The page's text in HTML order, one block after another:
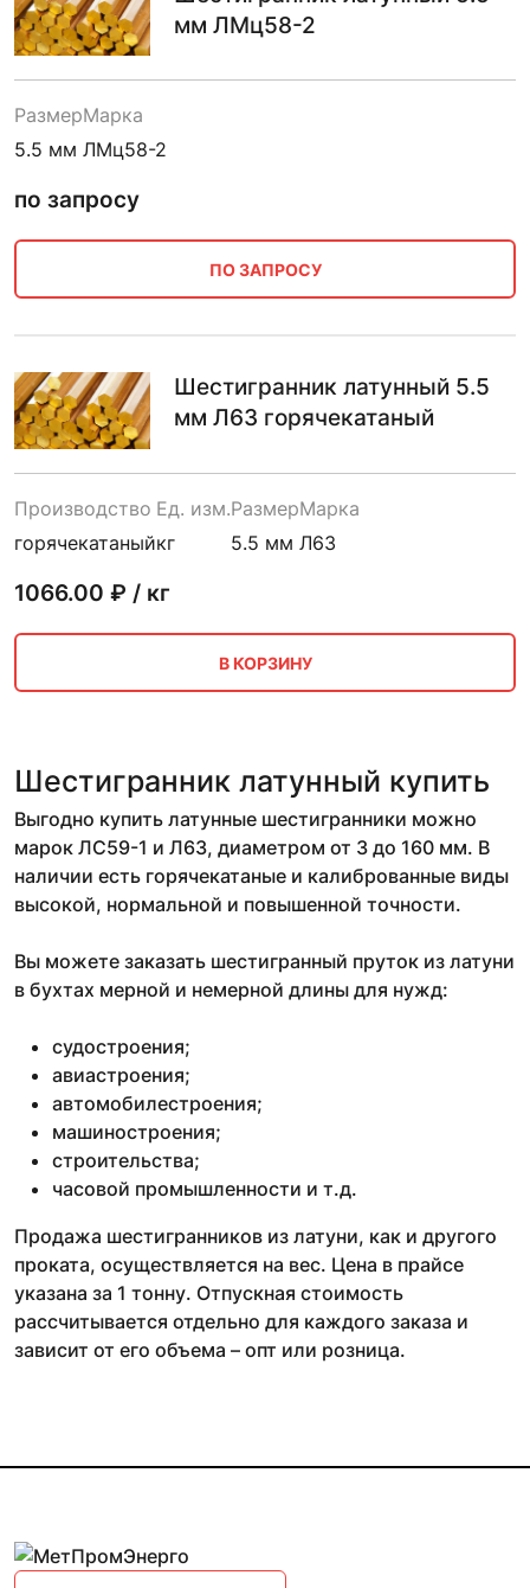
мм ЛМц58-2
Размер
5.5 мм
Марка
ЛМц58-2
по запросу
ПО ЗАПРОСУ
Шестигранник латунный 5.5
мм Л63 горячекатаный
Производство
горячекатаный
Ед. изм.
кг
Размер
5.5 мм
Марка
Л63
1066.00 ₽ / кг
В КОРЗИНУ
Шестигранник латунный купить
Выгодно купить латунные шестигранники можно
марок ЛС59-1 и Л63, диаметром от 3 до 160 мм. В
наличии есть горячекатаные и калиброванные виды
высокой, нормальной и повышенной точности.
Вы можете заказать шестигранный пруток из латуни
в бухтах мерной и немерной длины для нужд:
судостроения;
авиастроения;
автомобилестроения;
машиностроения;
строительства;
часовой промышленности и т.д.
Продажа шестигранников из латуни, как и другого
проката, осуществляется на вес. Цена в прайсе
указана за 1 тонну. Отпускная стоимость
рассчитывается отдельно для каждого заказа и
зависит от его объема – опт или розница.